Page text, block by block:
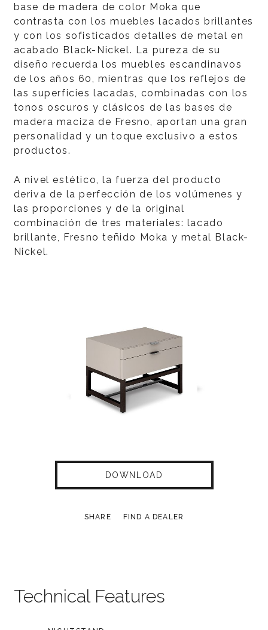
base de madera de color Moka que
contrasta con los muebles lacados brillantes
y con los sofisticados detalles de metal en
acabado Black-Nickel. La pureza de su
diseño recuerda los muebles escandinavos
de los años 60, mientras que los reflejos de
las superficies lacadas, combinadas con los
tonos oscuros y clásicos de las bases de
madera maciza de Fresno, aportan una gran
personalidad y un toque exclusivo a estos
productos.
A nivel estético, la fuerza del producto
deriva de la perfección de los volúmenes y
las proporciones y de la original
combinación de tres materiales: lacado
brillante, Fresno teñido Moka y metal Black-
Nickel.
DOWNLOAD
SHARE FIND A DEALER
Technical Features